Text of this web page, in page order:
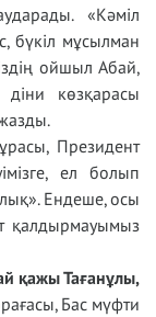
«Кәміл
бүкіл мұсылман
ойшыл Абай,
көзқарасы
Президент
ел болып
Ендеше, осы
қалдырмауымыз
қажы Тағанұлы,
Бас мүфти